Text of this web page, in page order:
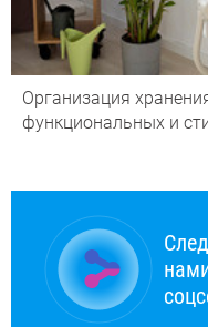
Организация
функциональных и